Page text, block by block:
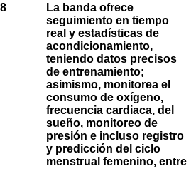
La banda ofrece
seguimiento en tiempo
real y estadísticas de
acondicionamiento,
teniendo datos precisos
de entrenamiento;
asimismo, monitorea el
consumo de oxígeno,
frecuencia cardiaca, del
sueño, monitoreo de
presión e incluso registro
y predicción del ciclo
menstrual femenino, entre